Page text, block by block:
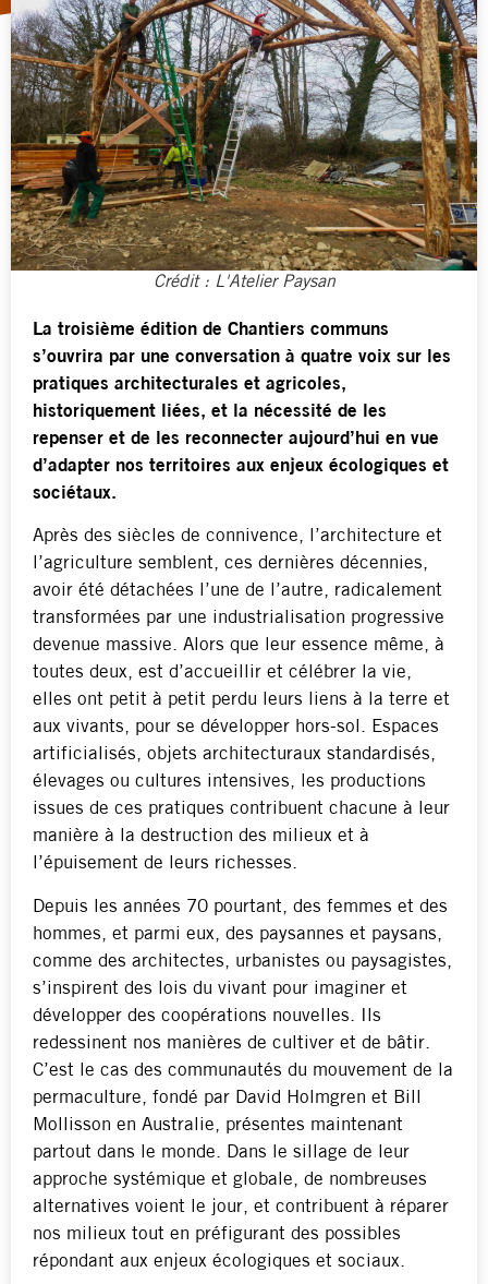
Crédit : L'Atelier Paysan
La troisième édition de Chantiers communs
s’ouvrira par une conversation à quatre voix sur les
pratiques architecturales et agricoles,
historiquement liées, et la nécessité de les
repenser et de les reconnecter aujourd’hui en vue
d’adapter nos territoires aux enjeux écologiques et
sociétaux.
Après des siècles de connivence, l’architecture et
l’agriculture semblent, ces dernières décennies,
avoir été détachées l’une de l’autre, radicalement
transformées par une industrialisation progressive
devenue massive. Alors que leur essence même, à
toutes deux, est d’accueillir et célébrer la vie,
elles ont petit à petit perdu leurs liens à la terre et
aux vivants, pour se développer hors-sol. Espaces
artificialisés, objets architecturaux standardisés,
élevages ou cultures intensives, les productions
issues de ces pratiques contribuent chacune à leur
manière à la destruction des milieux et à
l’épuisement de leurs richesses.
Depuis les années 70 pourtant, des femmes et des
hommes, et parmi eux, des paysannes et paysans,
comme des architectes, urbanistes ou paysagistes,
s’inspirent des lois du vivant pour imaginer et
développer des coopérations nouvelles. Ils
redessinent nos manières de cultiver et de bâtir.
C’est le cas des communautés du mouvement de la
permaculture, fondé par David Holmgren et Bill
Mollisson en Australie, présentes maintenant
partout dans le monde. Dans le sillage de leur
approche systémique et globale, de nombreuses
alternatives voient le jour, et contribuent à réparer
nos milieux tout en préfigurant des possibles
répondant aux enjeux écologiques et sociaux.